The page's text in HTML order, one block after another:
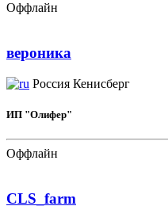
Оффлайн
вероника
Россия Кенисберг
ИП "Олифер"
Оффлайн
CLS_farm